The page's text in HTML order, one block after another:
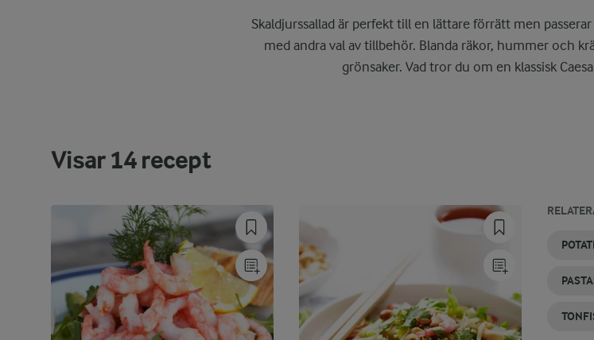
Skaldjurssallad är perfekt till en lättare förrätt men
med andra val av tillbehör. Blanda räkor, hummer och
grönsaker. Vad tror du om en klassisk
Visar14recept
SALLADER
TILL
KRÄFTOR
MED
KRÄFTOR